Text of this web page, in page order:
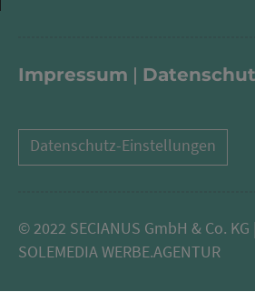
Impressum |
Datenschutz-Einstellungen
© 2022 SECIANUS GmbH & Co. KG
SOLEMEDIA WERBE.AGENTUR